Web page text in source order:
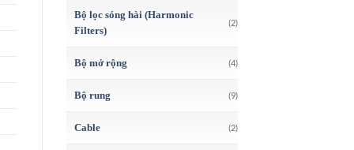
Bộ lọc sóng hài (Harmonic
Filters)
(2)
Bộ mở rộng (4)
Bộ rung (9)
Cable (2)